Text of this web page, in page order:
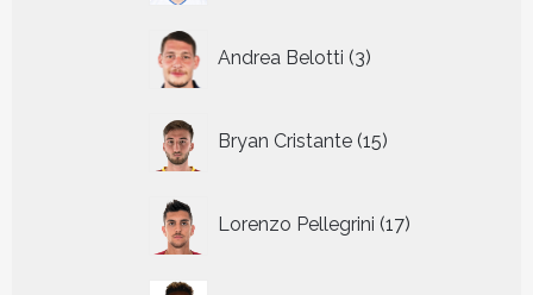
Andrea Belotti 3
producten
Bryan Cristante 15
producten
Lorenzo Pellegrini 17
producten